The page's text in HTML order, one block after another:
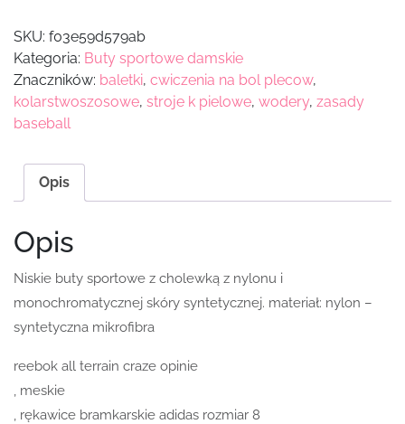
SKU: f03e59d579ab
Kategoria: Buty sportowe damskie
Znaczników: baletki, cwiczenia na bol plecow,
kolarstwoszosowe, stroje k pielowe, wodery, zasady
baseball
Opis
Opis
Niskie buty sportowe z cholewką z nylonu i
monochromatycznej skóry syntetycznej. materiał: nylon –
syntetyczna mikrofibra
reebok all terrain craze opinie
, meskie
, rękawice bramkarskie adidas rozmiar 8